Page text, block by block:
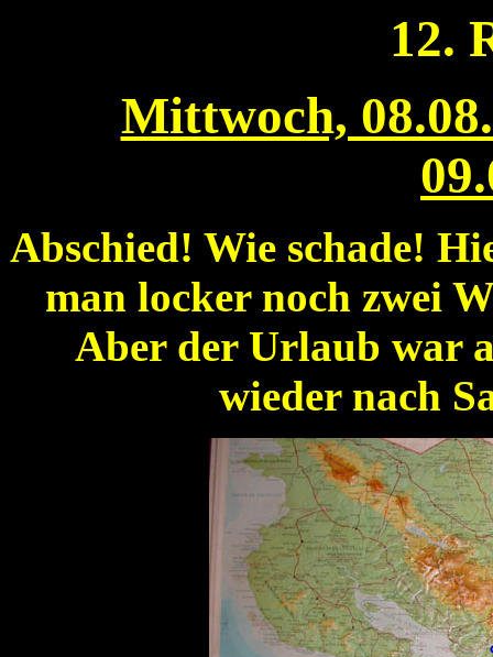
12.
Mittwoch,
Abschied! Wie schade!
man locker noch zwei
Aber der Urlaub war
wieder nach